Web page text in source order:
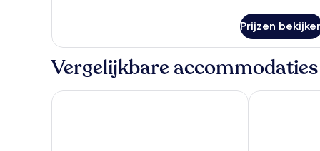
Benefits
+
KRW
150,000
Box]
U
&
Prijzen
Vergelijkbare accommodaties
Grand Mercure Imperial Palace Seoul Gangnam
ANDAZ